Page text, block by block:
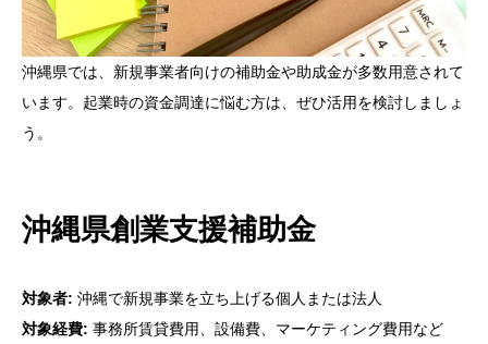
沖縄県では、新規事業者向けの補助金や助成金が多数用意されて
います。起業時の資金調達に悩む方は、ぜひ活用を検討しましょ
う。
沖縄県創業支援補助金
対象者: 沖縄で新規事業を立ち上げる個人または法人
対象経費: 事務所賃貸費用、設備費、マーケティング費用など